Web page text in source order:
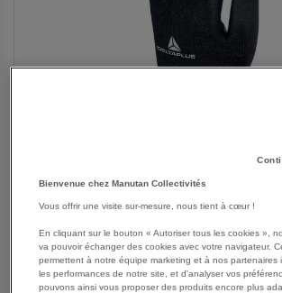
BEGINNING
Les avantages
Gants de protection en tricot anticoupure
paume et bout des doigts.
Bienvenue chez Manutan Collectivités
Vous offrir une visite sur-mesure, nous tient à cœur !
En cliquant sur le bouton « Autoriser tous les cookies »,
va pouvoir échanger des cookies avec votre navigateur.
permettent à notre équipe marketing et à nos partenaires
les performances de notre site, et d'analyser vos
pouvons ainsi vous proposer des produits encore plus